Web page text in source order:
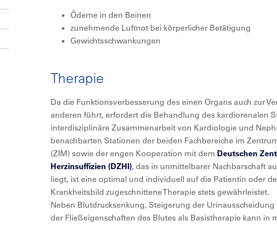
Ödeme in den Beinen
zunehmende Luftnot bei körperlicher Betätigung
Gewichtsschwankungen
Therapie
Da die Funktionsverbesserung des einen Organs auch zur
anderen führt, erfordert die Behandlung des kardiorenalen
interdisziplinäre Zusammenarbeit von Kardiologie und
benachbarten Stationen der beiden Fachbereiche im
(ZIM) sowie der engen Kooperation mit dem Deutschen
Herzinsuffizien (DZHI), das in unmittelbarer Nachbarschaft
liegt, ist eine optimal und individuell auf die Patientin oder
Krankheitsbild zugeschnittene Therapie stets gewährleistet.
Neben Blutdrucksenkung, Steigerung der Urinausscheidung
der Fließeigenschaften des Blutes als Basistherapie kann in